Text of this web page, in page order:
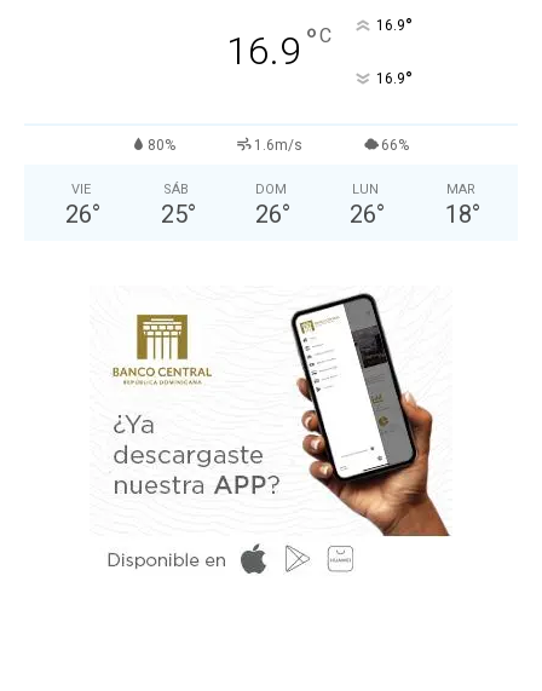
16.9 °C 16.9°
16.9°
80% 1.6m/s 66%
VIE
26°
SÁB
25°
DOM
26°
LUN
26°
MAR
18°